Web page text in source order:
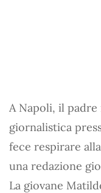
A Napoli, il padre
giornalistica
fece respirare
una redazione
La giovane